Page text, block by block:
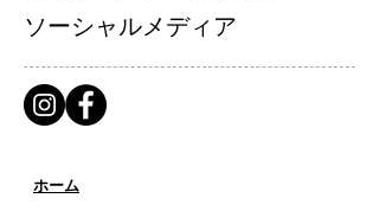
ソーシャルメディア
ホーム